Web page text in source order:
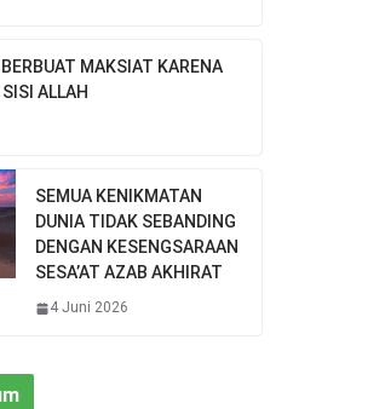
MAKSIAT KARENA
ALLAH
SEMUA KENIKMATAN
DUNIA TIDAK SEBANDING
DENGAN KESENGSARAAN
SESA’AT AZAB AKHIRAT
4 Juni 2026